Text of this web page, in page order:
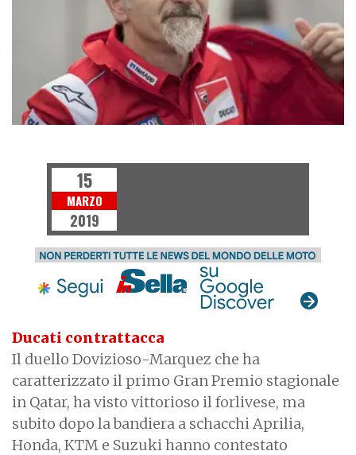
Ducati contrattacca
Il duello Dovizioso-Marquez che ha
caratterizzato il primo Gran Premio stagionale
in Qatar, ha visto vittorioso il forlivese, ma
subito dopo la bandiera a schacchi Aprilia,
Honda, KTM e Suzuki hanno contestato
15
MARZO
2019